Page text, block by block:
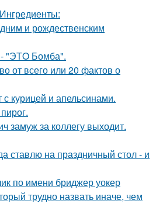
и рождественским
"ЭТO Бомба".
от всего или 20 фактов о
курицей и апельсинами.
замуж за коллегу выходит.
ставлю на праздничный стол - и
по имени бриджер уокер
трудно назвать иначе, чем